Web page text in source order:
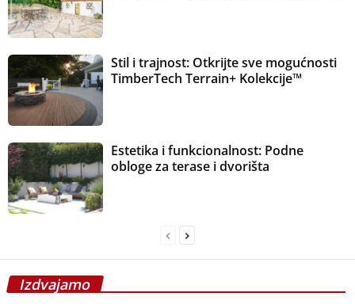
Stil i trajnost: Otkrijte sve mogućnosti
TimberTech Terrain+ Kolekcije™
Estetika i funkcionalnost: Podne
obloge za terase i dvorišta
Izdvajamo